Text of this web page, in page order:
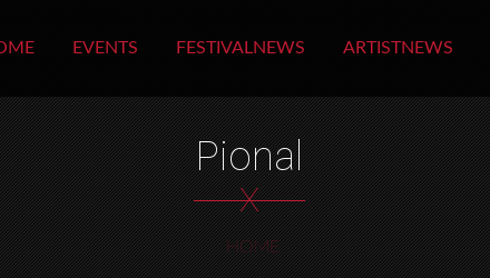
EVENTS FESTIVALNEWS ARTISTNEWS
Pional
X
HOME